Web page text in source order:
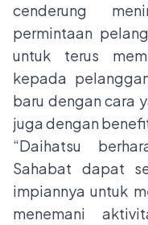
cenderung
permintaan
untuk terus
kepada
baru dengan cara
juga dengan
“Daihatsu
Sahabat dapat
impiannya untuk
menemani